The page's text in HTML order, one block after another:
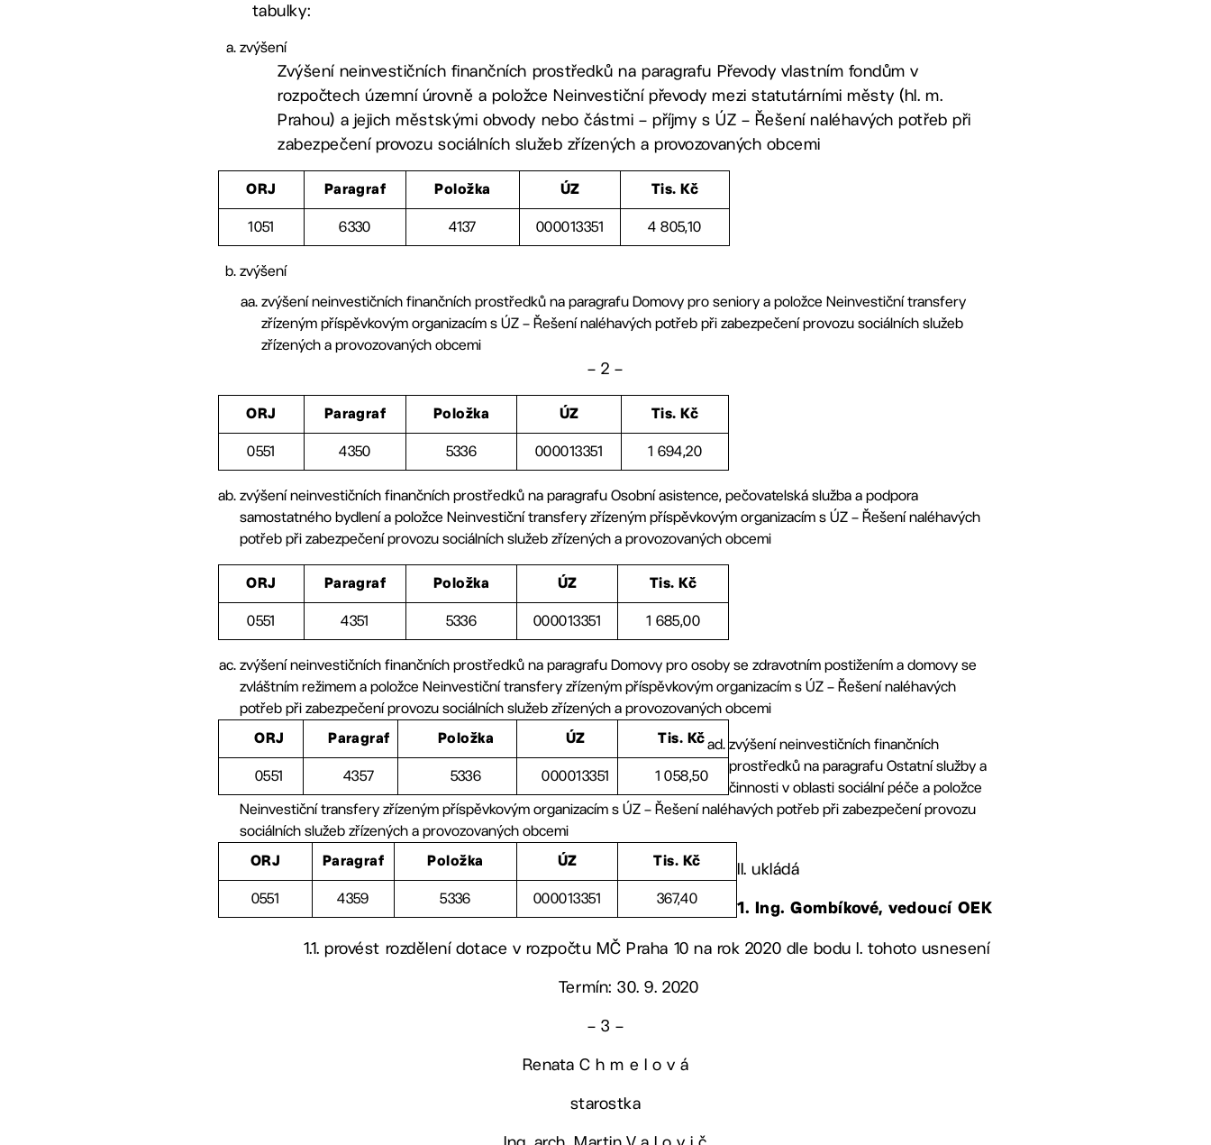
tabulky:
zvýšení
Zvýšení neinvestičních finančních prostředků na paragrafu Převody vlastním fondům v
rozpočtech územní úrovně a položce Neinvestiční převody mezi statutárními městy (hl. m.
Prahou) a jejich městskými obvody nebo částmi – příjmy s ÚZ – Řešení naléhavých potřeb při
zabezpečení provozu sociálních služeb zřízených a provozovaných obcemi
ORJ Paragraf Položka ÚZ Tis. Kč
1051 6330 4137 000013351 4 805,10
zvýšení
zvýšení neinvestičních finančních prostředků na paragrafu Domovy pro seniory a položce Neinvestiční transfery
zřízeným příspěvkovým organizacím s ÚZ – Řešení naléhavých potřeb při zabezpečení provozu sociálních služeb
zřízených a provozovaných obcemi
– 2 –
ORJ Paragraf Položka ÚZ Tis. Kč
0551 4350 5336 000013351 1 694,20
zvýšení neinvestičních finančních prostředků na paragrafu Osobní asistence, pečovatelská služba a podpora
samostatného bydlení a položce Neinvestiční transfery zřízeným příspěvkovým organizacím s ÚZ – Řešení naléhavých
potřeb při zabezpečení provozu sociálních služeb zřízených a provozovaných obcemi
ORJ Paragraf Položka ÚZ Tis. Kč
0551 4351 5336 000013351 1 685,00
zvýšení neinvestičních finančních prostředků na paragrafu Domovy pro osoby se zdravotním postižením a domovy se
zvláštním režimem a položce Neinvestiční transfery zřízeným příspěvkovým organizacím s ÚZ – Řešení naléhavých
potřeb při zabezpečení provozu sociálních služeb zřízených a provozovaných obcemi
ORJ Paragraf Položka ÚZ Tis. Kč
0551 4357 5336 000013351 1 058,50
zvýšení neinvestičních finančních
prostředků na paragrafu Ostatní služby a
činnosti v oblasti sociální péče a položce
Neinvestiční transfery zřízeným příspěvkovým organizacím s ÚZ – Řešení naléhavých potřeb při zabezpečení provozu
sociálních služeb zřízených a provozovaných obcemi
ORJ Paragraf Položka ÚZ Tis. Kč
0551 4359 5336 000013351 367,40
II. ukládá
1. Ing. Gombíkové, vedoucí OEK
1.1. provést rozdělení dotace v rozpočtu MČ Praha 10 na rok 2020 dle bodu I. tohoto usnesení
Termín: 30. 9. 2020
– 3 –
Renata C h m e l o v á
starostka